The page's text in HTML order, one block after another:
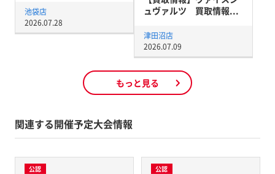
池袋店
2026.07.28
ュヴァルツ 買取情報...
津田沼店
2026.07.09
もっと見る
関連する開催予定大会情報
公認 公認